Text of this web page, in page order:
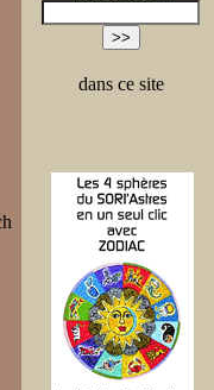
dans ce site